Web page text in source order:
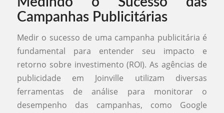
Campanhas Publicitárias
Medir o sucesso de uma campanha publicitária é
fundamental para entender seu impacto e
retorno sobre investimento (ROI). As agências de
publicidade em Joinville utilizam diversas
ferramentas de análise para monitorar o
desempenho das campanhas, como Google